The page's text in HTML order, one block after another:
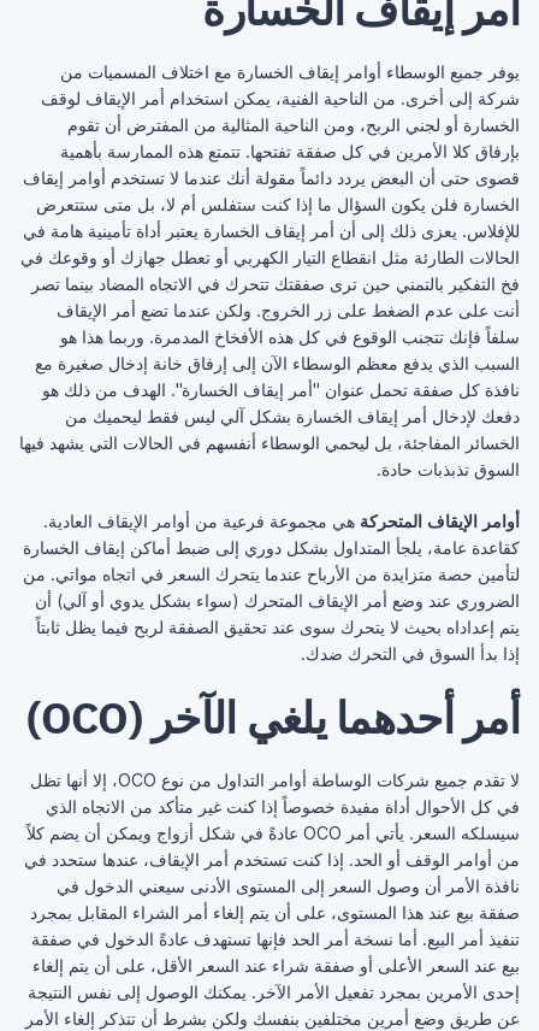
يوفر جميع الوسطاء أوامر إيقاف الخسارة مع اختلاف ‏المسميات من
شركة إلى أخرى. من الناحية الفنية، يمكن ‏استخدام أمر الإيقاف لوقف
الخسارة أو لجني الربح، ومن ‏الناحية المثالية من المفترض أن تقوم
بإرفاق كلا الأمرين في ‏كل صفقة تفتحها. تتمتع هذه الممارسة بأهمية
قصوى حتى أن ‏البعض يردد دائماً مقولة أنك عندما لا تستخدم أوامر إيقاف
‏الخسارة فلن يكون السؤال ما إذا كنت ستفلس أم لا، بل متى ‏ستتعرض
للإفلاس. يعزى ذلك إلى أن أمر إيقاف الخسارة ‏يعتبر أداة تأمينية هامة في
الحالات الطارئة مثل انقطاع التيار ‏الكهربي أو تعطل جهازك أو وقوعك في
فخ التفكير بالتمني ‏حين ترى صفقتك تتحرك في الاتجاه المضاد بينما تصر
أنت ‏على عدم الضغط على زر الخروج. ولكن عندما تضع أمر ‏الإيقاف
سلفاً فإنك تتجنب الوقوع في كل هذه الأفخاخ المدمرة. ‏وربما هذا هو
السبب الذي يدفع معظم الوسطاء الآن إلى ‏إرفاق خانة إدخال صغيرة مع
نافذة كل صفقة تحمل عنوان ‏‏"أمر إيقاف الخسارة". الهدف من ذلك هو
دفعك لإدخال أمر ‏إيقاف الخسارة بشكل آلي ليس فقط ليحميك من
الخسائر ‏المفاجئة، بل ليحمي الوسطاء أنفسهم في الحالات التي يشهد ‏فيها
السوق تذبذبات حادة. ‏
أوامر الإيقاف المتحركة هي ‏مجموعة فرعية من أوامر الإيقاف العادية.
كقاعدة عامة، يلجأ ‏المتداول بشكل دوري إلى ضبط أماكن إيقاف الخسارة
لتأمين ‏حصة متزايدة من الأرباح عندما يتحرك السعر في اتجاه ‏مواتي. من
الضروري عند وضع أمر الإيقاف المتحرك ‏‏(سواء بشكل يدوي أو آلي) أن
يتم إعداداه بحيث لا يتحرك ‏سوى عند تحقيق الصفقة لربح فيما يظل ثابتاً
إذا بدأ السوق في ‏التحرك ضدك. ‏
أمر أحدهما يلغي الآخر (‏OCO‏)‏
لا تقدم جميع شركات الوساطة أوامر التداول من نوع ‏OCO، إلا أنها تظل
في كل الأحوال أداة مفيدة خصوصاً إذا ‏كنت غير متأكد من الاتجاه الذي
سيسلكه السعر. يأتي أمر ‏OCO‏ عادةً في شكل أزواج ويمكن أن يضم كلاً
من أوامر ‏الوقف أو الحد. إذا كنت تستخدم أمر الإيقاف، عندها ستحدد ‏في
نافذة الأمر أن وصول السعر إلى المستوى الأدنى سيعني ‏الدخول في
صفقة بيع عند هذا المستوى، على أن يتم إلغاء أمر ‏الشراء المقابل بمجرد
تنفيذ أمر البيع. أما نسخة أمر الحد فإنها ‏تستهدف عادةً الدخول في صفقة
بيع عند السعر الأعلى أو ‏صفقة شراء عند السعر الأقل، على أن يتم إلغاء
إحدى ‏الأمرين بمجرد تفعيل الأمر الآخر. يمكنك الوصول إلى نفس ‏النتيجة
عن طريق وضع أمرين مختلفين بنفسك ولكن بشرط ‏أن تتذكر إلغاء الأمر